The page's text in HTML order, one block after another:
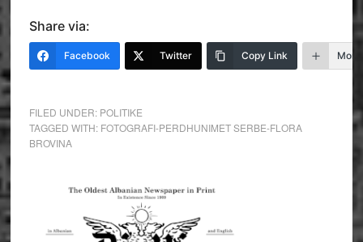
Share via:
Facebook Twitter Copy Link More
FILED UNDER: POLITIKE
TAGGED WITH: FOTOGRAFI-PERDHUNIMET SERBE-FLORA
BROVINA